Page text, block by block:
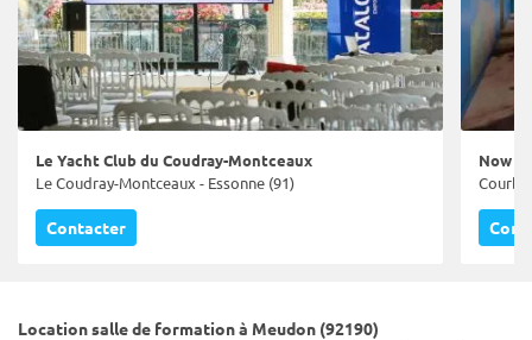
Le Yacht Club du Coudray-Montceaux
Le Coudray-Montceaux - Essonne (91)
Contacter
Now
Location salle de formation à Meudon (92190)